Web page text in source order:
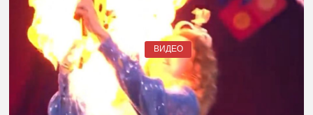
ВИДЕО